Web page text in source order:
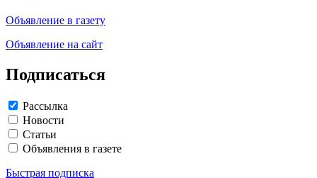
Объявление в газету
Объявление на сайт
Подписаться
Рассылка
Новости
Статьи
Объявления в газете
Быстрая подписка